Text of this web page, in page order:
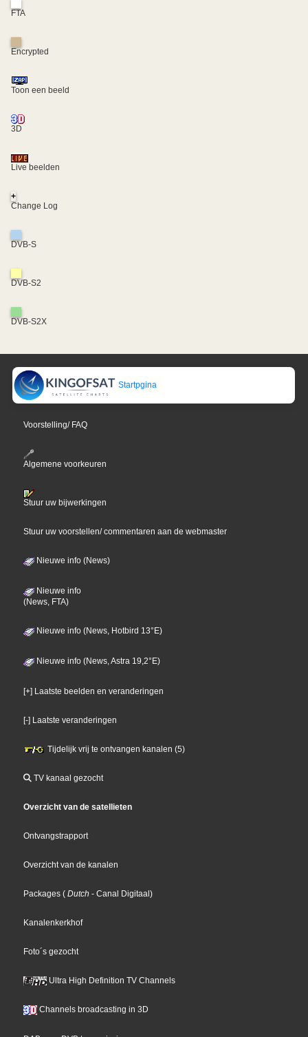
FTA
Encrypted
Toon een beeld
3D
Live beelden
+
Change Log
DVB-S
DVB-S2
DVB-S2X
Startpgina
Voorstelling/ FAQ
Algemene voorkeuren
Stuur uw bijwerkingen
Stuur uw voorstellen/ commentaren aan de webmaster
Nieuwe info (News)
Nieuwe info
(News, FTA)
Nieuwe info (News, Hotbird 13°E)
Nieuwe info (News, Astra 19,2°E)
[+] Laatste beelden en veranderingen
[-] Laatste veranderingen
Tijdelijk vrij te ontvangen kanalen (5)
TV kanaal gezocht
Overzicht van de satellieten
Ontvangstrapport
Overzicht van de kanalen
Packages ( Dutch - Canal Digitaal)
Kanalenkerkhof
Foto´s gezocht
Ultra High Definition TV Channels
Channels broadcasting in 3D